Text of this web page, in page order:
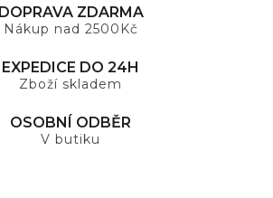
DOPRAVA ZDARMA
Nákup nad 2500Kč
EXPEDICE DO 24H
Zboží skladem
OSOBNÍ ODBĚR
V butiku